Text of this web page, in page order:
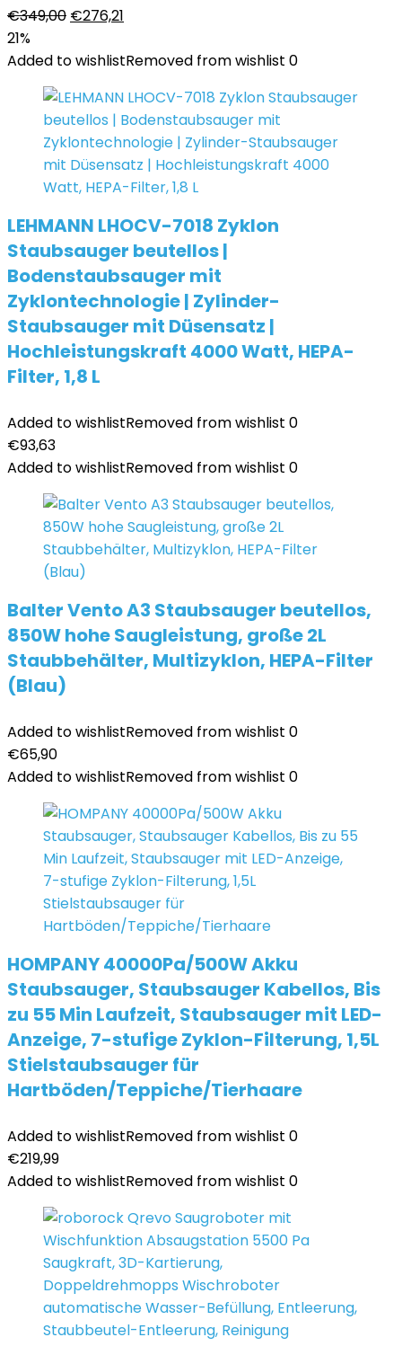
€349,00 Ursprünglicher
war:
€276,21
ist:
21%
Added to wishlistRemoved from wishlist 0
LEHMANN LHOCV-7018 Zyklon
Staubsauger beutellos |
Bodenstaubsauger mit
Zyklontechnologie | Zylinder-
Staubsauger mit Düsensatz |
Hochleistungskraft 4000 Watt, HEPA-
Filter, 1,8 L
Added to wishlistRemoved from wishlist 0
€93,63
Added to wishlistRemoved from wishlist 0
Balter Vento A3 Staubsauger beutellos,
850W hohe Saugleistung, große 2L
Staubbehälter, Multizyklon, HEPA-Filter
(Blau)
Added to wishlistRemoved from wishlist 0
€65,90
Added to wishlistRemoved from wishlist 0
HOMPANY 40000Pa/500W Akku
Staubsauger, Staubsauger Kabellos, Bis
zu 55 Min Laufzeit, Staubsauger mit LED-
Anzeige, 7-stufige Zyklon-Filterung, 1,5L
Stielstaubsauger für
Hartböden/Teppiche/Tierhaare
Added to wishlistRemoved from wishlist 0
€219,99
Added to wishlistRemoved from wishlist 0